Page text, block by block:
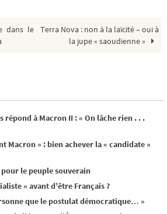
dans le
Terra Nova : non à la laïcité – oui à
la jupe « saoudienne »
répond à Macron II : « On lâche rien . . .
Macron » : bien achever la « candidate »
le peuple souverain
» avant d’être Français ?
que le postulat démocratique… »